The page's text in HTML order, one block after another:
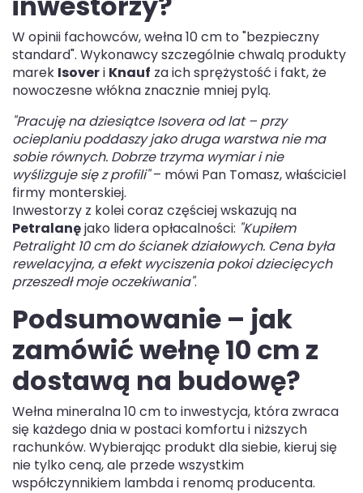
W opinii fachowców, wełna 10 cm to "bezpieczny
standard". Wykonawcy szczególnie chwalą produkty
marek Isoveri Knauf za ich sprężystość i fakt, że
nowoczesne włókna znacznie mniej pylą.
"Pracuję na dziesiątce Isovera od lat – przy
ocieplaniu poddaszy jako druga warstwa nie ma
sobie równych. Dobrze trzyma wymiar i nie
wyślizguje się z profili"– mówi Pan Tomasz, właściciel
firmy monterskiej.
Inwestorzy z kolei coraz częściej wskazują na
Petralanęjako lidera opłacalności: "Kupiłem
Petralight 10 cm do ścianek działowych. Cena była
rewelacyjna, a efekt wyciszenia pokoi dziecięcych
przeszedł moje oczekiwania".
Podsumowanie – jak
zamówić wełnę 10 cm z
dostawą na budowę?
Wełna mineralna 10 cm to inwestycja, która zwraca
się każdego dnia w postaci komfortu i niższych
rachunków. Wybierając produkt dla siebie, kieruj się
nie tylko ceną, ale przede wszystkim
współczynnikiem lambda i renomą producenta.